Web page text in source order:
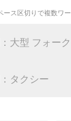
ス区切りで複数ワ